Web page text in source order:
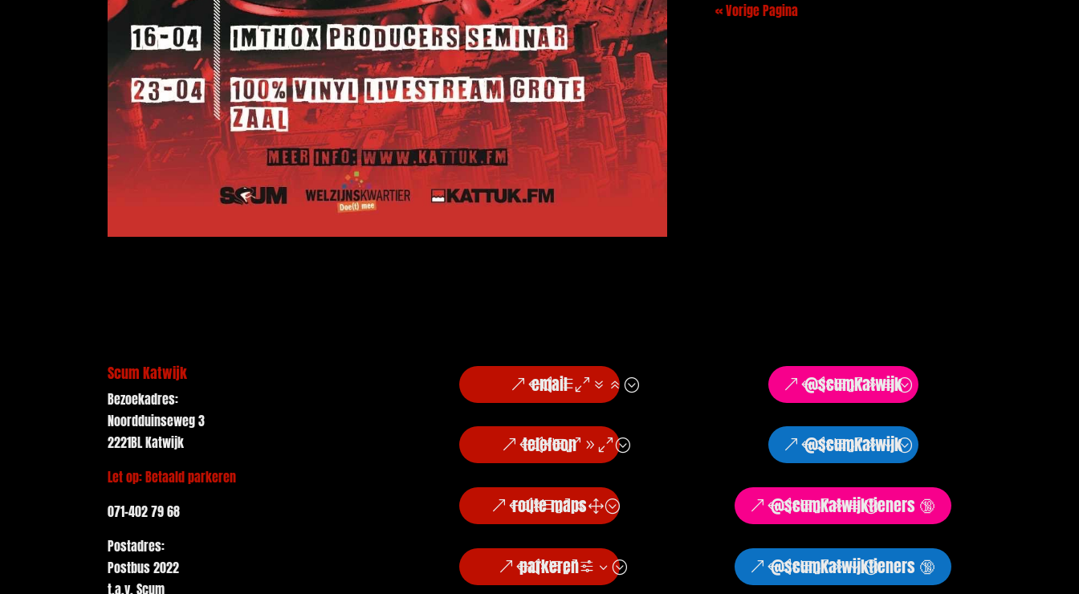
« Vorige Pagina
Scum Katwijk
Bezoekadres:
Noordduinseweg 3
2221BL Katwijk
Let op: Betaald parkeren
071-402 79 68
Postadres:
Postbus 2022
t.a.v. Scum
email
telefoon
route maps
parkeren
@scumkatwijk
@scumkatwijk
@scumkatwijktieners 🔞
@scumkatwijktieners 🔞